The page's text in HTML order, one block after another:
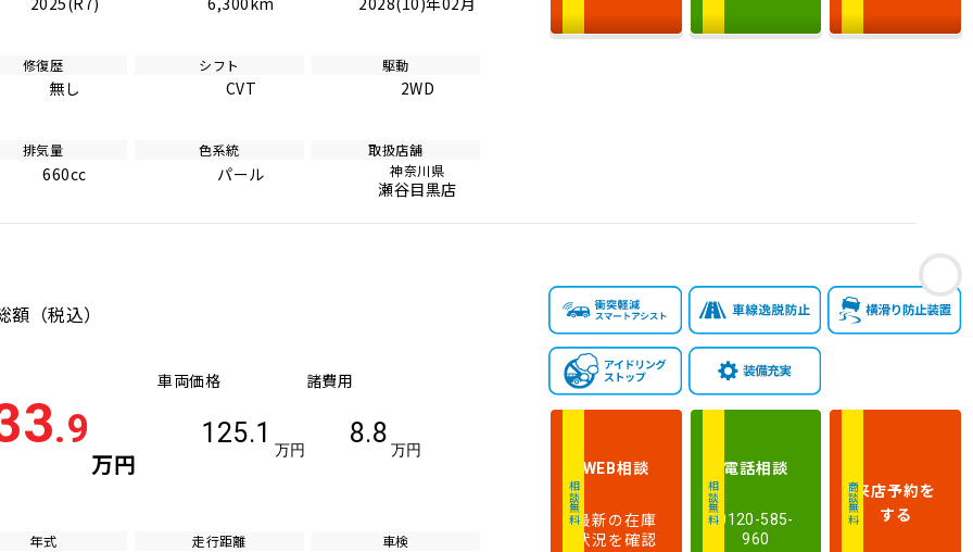
量
修復歴
無し
シフト
CVT
駆動
2WD
排気量
660cc
色系統
パール
取扱店舗
神奈川県
瀬谷目黒店
お
額 （税込）
.9
万円
車両価格
125.1
万円
諸費用
8.8
万円
年式 走行距離 車検
相談無料
WEB相談
最新の在庫
状況を確認
相談無料
電話相談
0120-585-
960
商談無料来店予約を
する